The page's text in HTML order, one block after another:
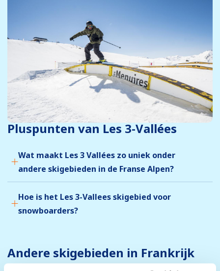
Pluspunten van Les 3-Vallées
Wat maakt Les 3 Vallées zo uniek onder
andere skigebieden in de Franse Alpen?
Hoe is het Les 3-Vallees skigebied voor
snowboarders?
Andere skigebieden in Frankrijk